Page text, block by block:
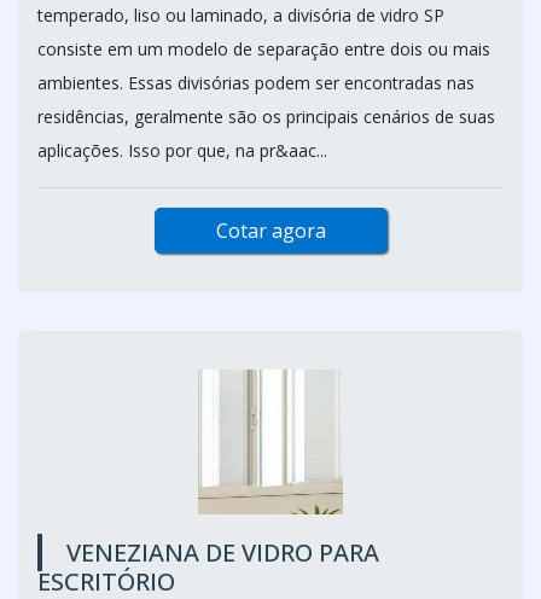
temperado, liso ou laminado, a divisória de vidro SP
consiste em um modelo de separação entre dois ou mais
ambientes. Essas divisórias podem ser encontradas nas
residências, geralmente são os principais cenários de suas
aplicações. Isso por que, na pr&aac...
Cotar agora
VENEZIANA DE VIDRO PARA
ESCRITÓRIO